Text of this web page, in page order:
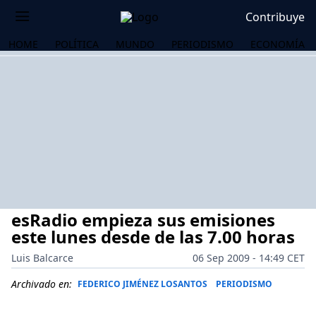
Contribuye
HOME POLÍTICA MUNDO PERIODISMO ECONOMÍA
esRadio empieza sus emisiones
este lunes desde de las 7.00 horas
Luis Balcarce
06 Sep 2009 - 14:49 CET
Archivado en: FEDERICO JIMÉNEZ LOSANTOS PERIODISMO